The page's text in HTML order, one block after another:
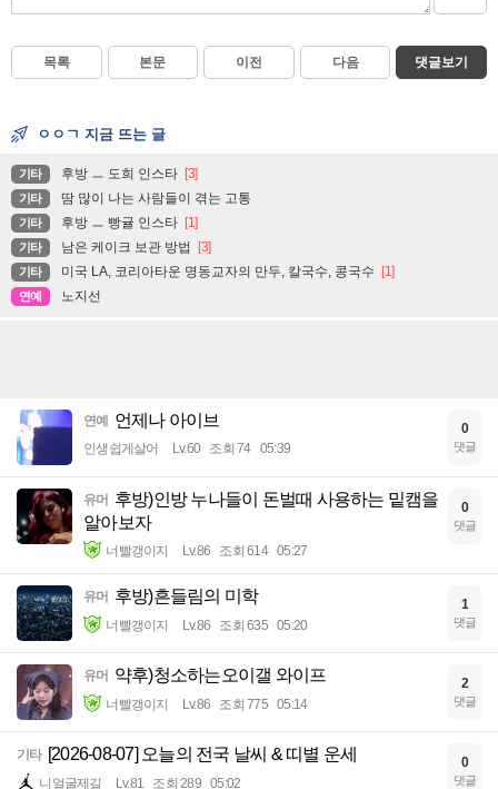
목록 본문 이전 다음 댓글보기
ㅇㅇㄱ 지금 뜨는 글
기타 후방 ㅡ 도희 인스타 [3]
기타 땀 많이 나는 사람들이 겪는 고통
기타 후방 ㅡ 빵귤 인스타 [1]
기타 남은 케이크 보관 방법 [3]
기타 미국 LA, 코리아타운 명동교자의 만두, 칼국수, 콩국수 [1]
연예 노지선
연예 언제나 아이브
인생쉽게살어 Lv.60 조회 74 05:39
0
댓글
유머 후방)인방 누나들이 돈벌때 사용하는 밑캠을
알아보자
너빨갱이지 Lv.86 조회 614 05:27
0
댓글
유머 후방)흔들림의 미학
너빨갱이지 Lv.86 조회 635 05:20
1
댓글
유머 약후)청소하는오이갤 와이프
너빨갱이지 Lv.86 조회 775 05:14
2
댓글
기타 [2026-08-07] 오늘의 전국 날씨 & 띠별 운세
니얼굴제길 Lv.81 조회 289 05:02
0
댓글